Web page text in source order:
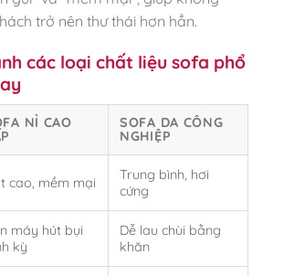
trở nên thư thái hơn hẳn.
các loại chất liệu sofa phổ
NỈ CAO
SOFA DA CÔNG
NGHIỆP
cao, mềm mại
Trung bình, hơi
cứng
máy hút bụi
kỳ
Dễ lau chùi bằng
khăn